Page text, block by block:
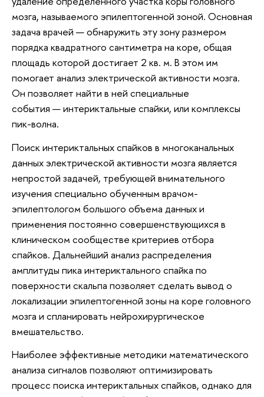
мозга, называемого эпилептогенной зоной. Основная
задача врачей — обнаружить эту зону размером
порядка квадратного сантиметра на коре, общая
площадь которой достигает 2 кв. м. В этом им
помогает анализ электрической активности мозга.
Он позволяет найти в ней специальные
события — интериктальные спайки, или комплексы
пик-волна.
Поиск интериктальных спайков в многоканальных
данных электрической активности мозга является
непростой задачей, требующей внимательного
изучения специально обученным врачом-
эпилептологом большого объема данных и
применения постоянно совершенствующихся в
клиническом сообществе критериев отбора
спайков. Дальнейший анализ распределения
амплитуды пика интериктального спайка по
поверхности скальпа позволяет сделать вывод о
локализации эпилептогенной зоны на коре головного
мозга и спланировать нейрохирургическое
вмешательство.
Наиболее эффективные методики математического
анализа сигналов позволяют оптимизировать
процесс поиска интериктальных спайков, однако для